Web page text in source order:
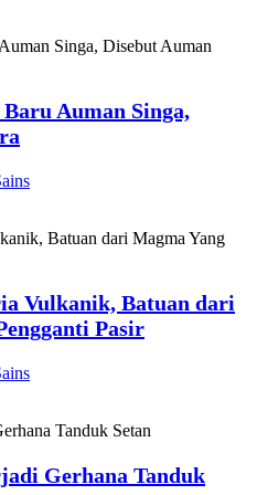
Auman Singa,
Vulkanik, Batuan dari
Pasir
Gerhana Tanduk